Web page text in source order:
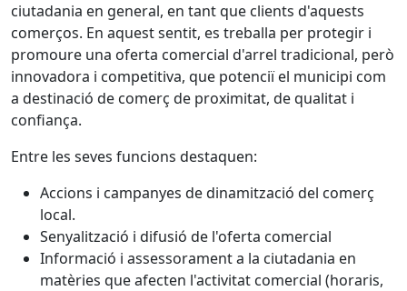
ciutadania en general, en tant que clients d'aquests
comerços. En aquest sentit, es treballa per protegir i
promoure una oferta comercial d'arrel tradicional, però
innovadora i competitiva, que potenciï el municipi com
a destinació de comerç de proximitat, de qualitat i
confiança.
Entre les seves funcions destaquen:
Accions i campanyes de dinamització del comerç
local.
Senyalització i difusió de l'oferta comercial
Informació i assessorament a la ciutadania en
matèries que afecten l'activitat comercial (horaris,